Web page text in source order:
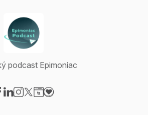
podcast Epimoniac